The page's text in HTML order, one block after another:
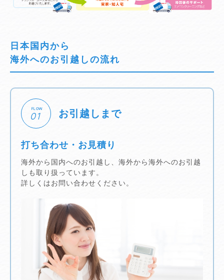
日本国内から
海外へのお引越しの流れ
FLOW
01 お引越しまで
打ち合わせ・お見積り
海外から国内へのお引越し、海外から海外へのお引越
しも取り扱っています。
詳しくはお問い合わせください。